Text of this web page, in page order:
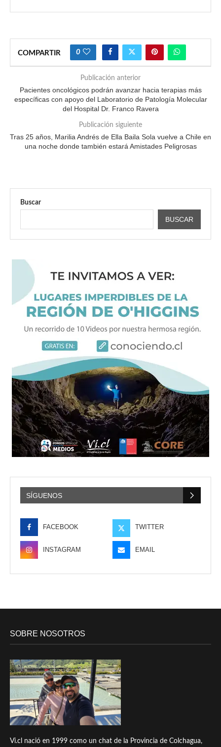
COMPARTIR 0
Publicación anterior
Pacientes oncológicos podrán avanzar hacia terapias más
específicas con apoyo del Laboratorio de Patología Molecular
del Hospital Dr. Franco Ravera
Publicación siguiente
Tras 25 años, Marilia Andrés de Ella Baila Sola vuelve a Chile en
una noche donde también estará Amistades Peligrosas
Buscar
BUSCAR
SÍGUENOS
FACEBOOK TWITTER
INSTAGRAM EMAIL
SOBRE NOSOTROS
Vi.cl nació en 1999 como un chat de la Provincia de Colchagua,